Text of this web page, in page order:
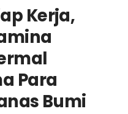
Kerja,
Para
Bumi